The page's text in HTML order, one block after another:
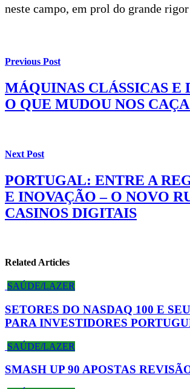
neste campo, em prol do grande
Previous Post
MÁQUINAS CLÁSSICAS E
O QUE MUDOU NOS
Next Post
PORTUGAL: ENTRE A
E INOVAÇÃO – O NOVO
CASINOS DIGITAIS
Related Articles
SAÚDE/LAZER
SETORES DO NASDAQ 100 E
PARA INVESTIDORES
SAÚDE/LAZER
SMASH UP 90 APOSTAS